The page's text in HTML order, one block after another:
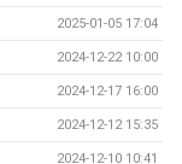
2025-01-05 17:04
2024-12-22 10:00
2024-12-17 16:00
2024-12-12 15:35
2024-12-10 10:41